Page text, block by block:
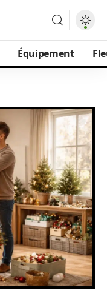
Équipement